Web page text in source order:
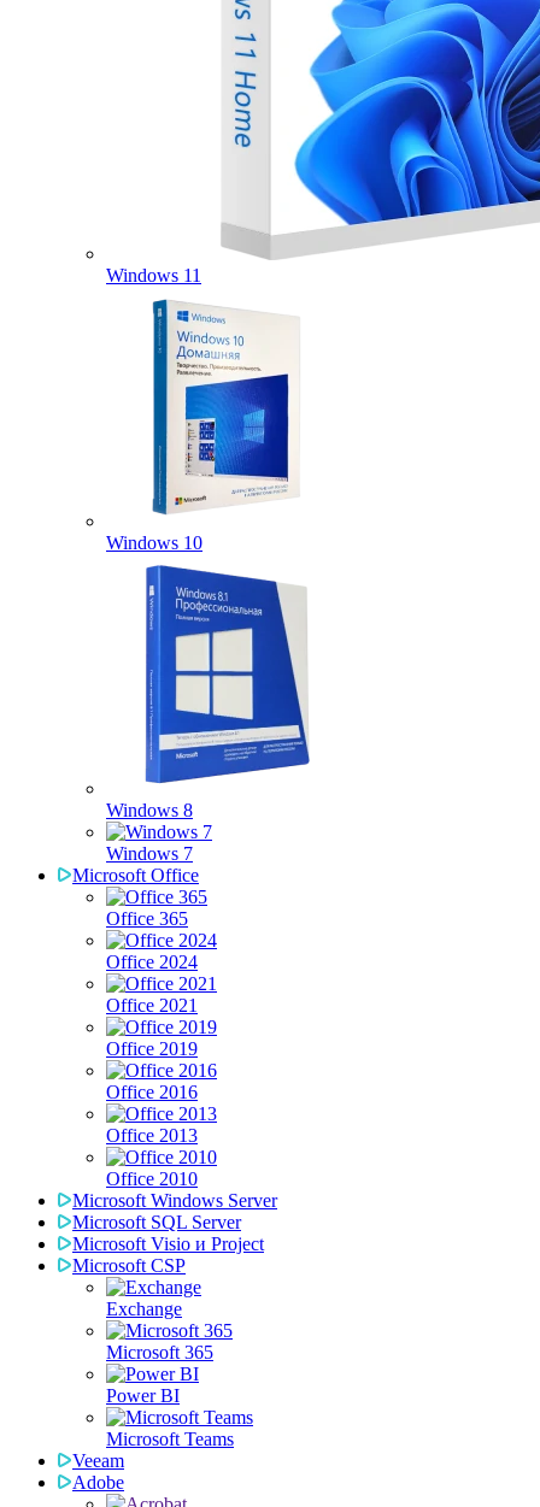
Windows 11
Windows 10
Windows 8
Windows 7
Microsoft Office
Office 365
Office 2024
Office 2021
Office 2019
Office 2016
Office 2013
Office 2010
Microsoft Windows Server
Microsoft SQL Server
Microsoft Visio и Project
Microsoft CSP
Exchange
Microsoft 365
Power BI
Microsoft Teams
Veeam
Adobe